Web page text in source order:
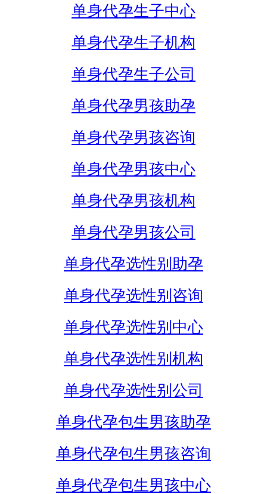
单身代孕生子中心
单身代孕生子机构
单身代孕生子公司
单身代孕男孩助孕
单身代孕男孩咨询
单身代孕男孩中心
单身代孕男孩机构
单身代孕男孩公司
单身代孕选性别助孕
单身代孕选性别咨询
单身代孕选性别中心
单身代孕选性别机构
单身代孕选性别公司
单身代孕包生男孩助孕
单身代孕包生男孩咨询
单身代孕包生男孩中心